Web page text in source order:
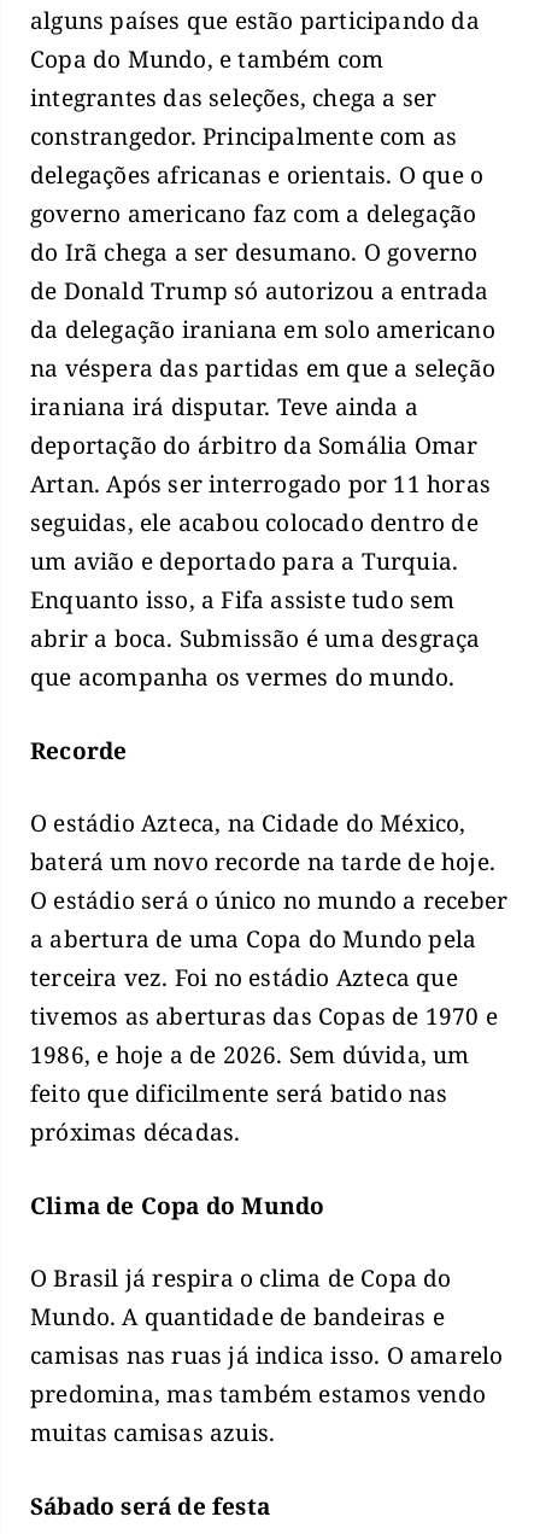
alguns países que estão participando da
Copa do Mundo, e também com
integrantes das seleções, chega a ser
constrangedor. Principalmente com as
delegações africanas e orientais. O que o
governo americano faz com a delegação
do Irã chega a ser desumano. O governo
de Donald Trump só autorizou a entrada
da delegação iraniana em solo americano
na véspera das partidas em que a seleção
iraniana irá disputar. Teve ainda a
deportação do árbitro da Somália Omar
Artan. Após ser interrogado por 11 horas
seguidas, ele acabou colocado dentro de
um avião e deportado para a Turquia.
Enquanto isso, a Fifa assiste tudo sem
abrir a boca. Submissão é uma desgraça
que acompanha os vermes do mundo.
Recorde
O estádio Azteca, na Cidade do México,
baterá um novo recorde na tarde de hoje.
O estádio será o único no mundo a receber
a abertura de uma Copa do Mundo pela
terceira vez. Foi no estádio Azteca que
tivemos as aberturas das Copas de 1970 e
1986, e hoje a de 2026. Sem dúvida, um
feito que dificilmente será batido nas
próximas décadas.
Clima de Copa do Mundo
O Brasil já respira o clima de Copa do
Mundo. A quantidade de bandeiras e
camisas nas ruas já indica isso. O amarelo
predomina, mas também estamos vendo
muitas camisas azuis.
Sábado será de festa